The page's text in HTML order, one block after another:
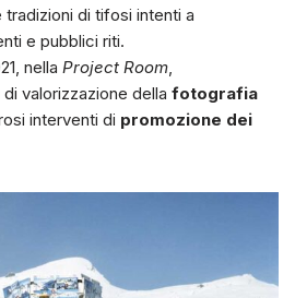
di tifosi intenti a
e pubblici riti.
nella Project Room
valorizzazione della fotografia
interventi di promozione dei